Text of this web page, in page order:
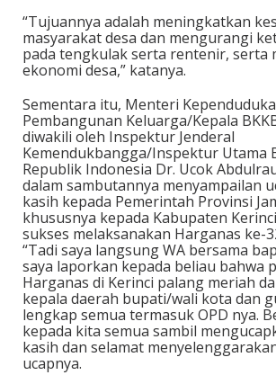
“Tujuannya adalah meningkatkan
masyarakat desa dan mengurangi
pada tengkulak serta rentenir, serta
ekonomi desa,” katanya.
Sementara itu, Menteri
Pembangunan Keluarga/Kepala
diwakili oleh Inspektur Jenderal
Kemendukbangga/Inspektur Utama
Republik Indonesia Dr. Ucok
dalam sambutannya menyampailan
kasih kepada Pemerintah Provinsi
khususnya kepada Kabupaten
sukses melaksanakan Harganas ke-
“Tadi saya langsung WA bersama
saya laporkan kepada beliau bahwa
Harganas di Kerinci palang meriah
kepala daerah bupati/wali kota dan
lengkap semua termasuk OPD nya.
kepada kita semua sambil
kasih dan selamat
ucapnya.